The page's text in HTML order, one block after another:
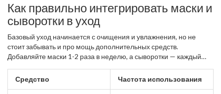
Как правильно интегрировать маски и
сыворотки в уход
Базовый уход начинается с очищения и увлажнения, но не
стоит забывать и про мощь дополнительных средств.
Добавляйте маски 1-2 раза в неделю, а сыворотки — каждый
Средство
Частота использования